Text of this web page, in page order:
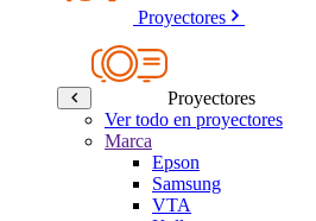
Proyectores
Proyectores
Ver todo en proyectores
Marca
Epson
Samsung
VTA